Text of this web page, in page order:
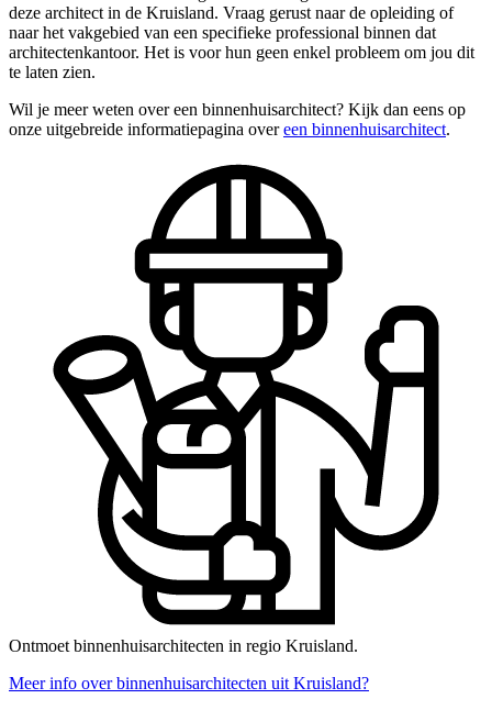
deze architect in de Kruisland. Vraag gerust naar de opleiding of
naar het vakgebied van een specifieke professional binnen dat
architectenkantoor. Het is voor hun geen enkel probleem om jou dit
te laten zien.
Wil je meer weten over een binnenhuisarchitect? Kijk dan eens op
onze uitgebreide informatiepagina overeen binnenhuisarchitect.
Ontmoet binnenhuisarchitecten in regio Kruisland.
Meer info over binnenhuisarchitecten uit Kruisland?